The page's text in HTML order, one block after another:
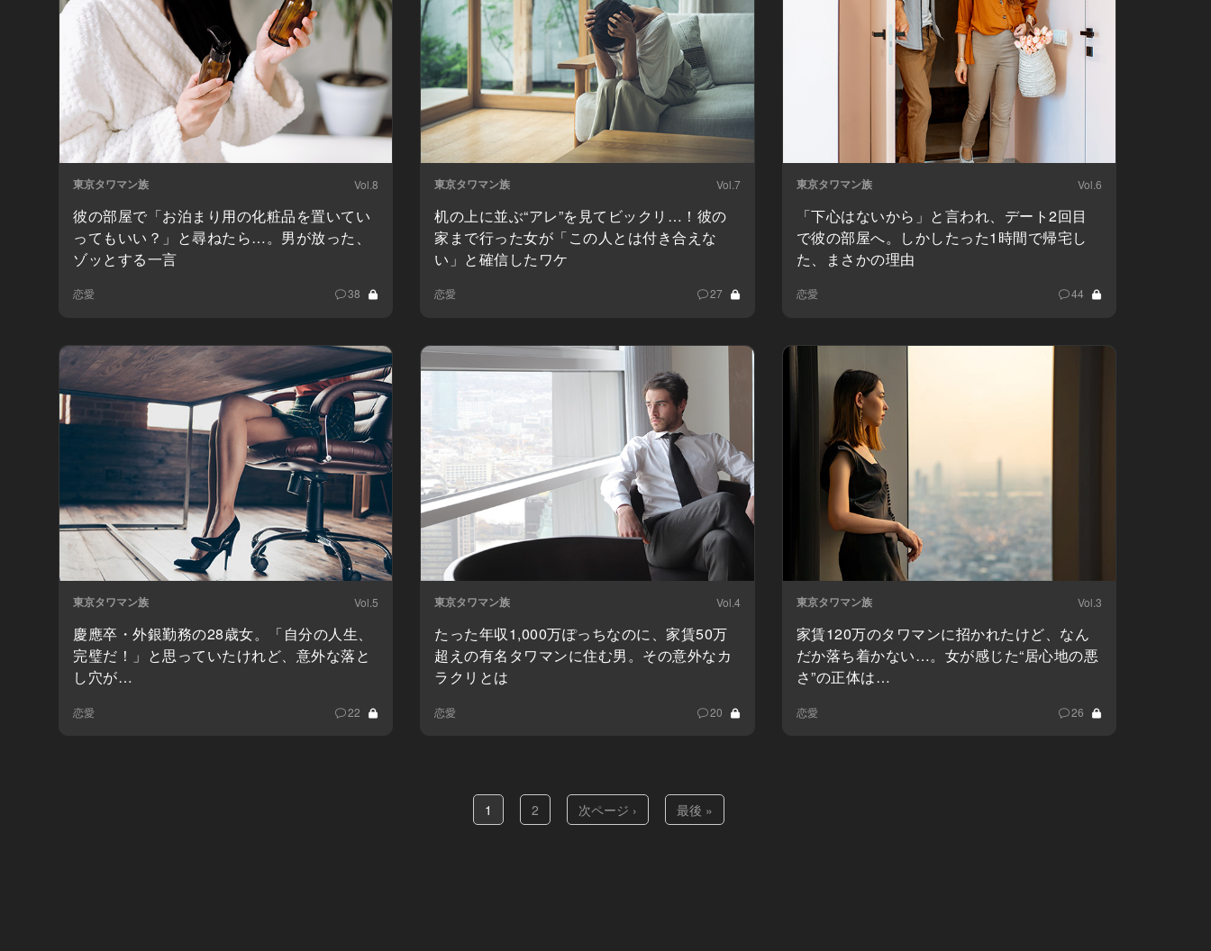
東京タワマン族 Vol.8
彼の部屋で「お泊まり用の化粧品を置いてい
ってもいい？」と尋ねたら…。男が放った、
ゾッとする一言
恋愛 38
東京タワマン族 Vol.7
机の上に並ぶ“アレ”を見てビックリ…！彼の
家まで行った女が「この人とは付き合えな
い」と確信したワケ
恋愛 27
東京タワマン族 Vol.6
「下心はないから」と言われ、デート2回目
で彼の部屋へ。しかしたった1時間で帰宅し
た、まさかの理由
恋愛 44
東京タワマン族 Vol.5
慶應卒・外銀勤務の28歳女。「自分の人生、
完璧だ！」と思っていたけれど、意外な落と
し穴が…
恋愛 22
東京タワマン族 Vol.4
たった年収1,000万ぽっちなのに、家賃50万
超えの有名タワマンに住む男。その意外なカ
ラクリとは
恋愛 20
東京タワマン族 Vol.3
家賃120万のタワマンに招かれたけど、なん
だか落ち着かない…。女が感じた“居心地の悪
さ”の正体は…
恋愛 26
1 2 次ページ › 最後 »